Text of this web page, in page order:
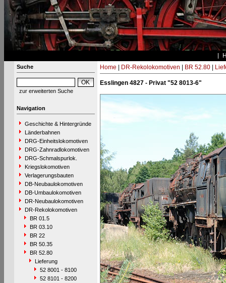
Suche
zur erweiterten Suche
Navigation
Geschichte & Hintergründe
Länderbahnen
DRG-Einheitslokomotiven
DRG-Zahnradlokomotiven
DRG-Schmalspurlok.
Kriegslokomotiven
Verlagerungsbauten
DB-Neubaulokomotiven
DB-Umbaulokomotiven
DR-Neubaulokomotiven
DR-Rekolokomotiven
BR 01.5
BR 03.10
BR 22
BR 50.35
BR 52.80
Lieferung
52 8001 - 8100
52 8101 - 8200
Home DR-Rekolokomotiven BR 52.80|
Esslingen 4827 - Privat "52 8013-6"